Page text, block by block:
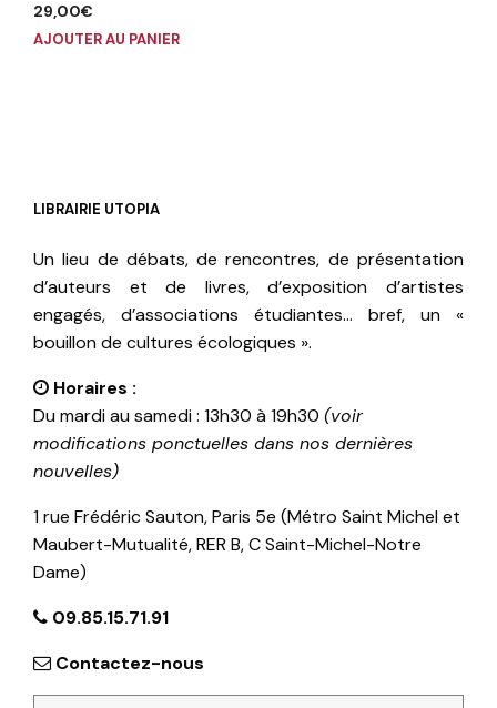
29,00€
AJOUTER AU PANIER
LIBRAIRIE UTOPIA
Un lieu de débats, de rencontres, de présentation
d’auteurs et de livres, d’exposition d’artistes
engagés, d’associations étudiantes… bref, un «
bouillon de cultures écologiques ».
Horaires :
Du mardi au samedi : 13h30 à 19h30 (voir
modifications ponctuelles dans nos dernières
nouvelles)
1 rue Frédéric Sauton, Paris 5e (Métro Saint Michel et
Maubert-Mutualité, RER B, C Saint-Michel-Notre
Dame)
09.85.15.71.91
Contactez-nous